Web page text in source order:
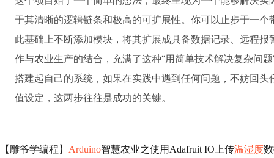
于其清晰的逻辑链条和极高的可扩展性。你可以止步于一
此基础上不断添加模块，将其扩展成具备数据记录、远程
作与农业生产的结合，充满了这种“用简单技术解决复杂问
搭建起自己的系统，如果在实践中遇到任何问题，不妨回
值设定，这两步往往是成功的关键。
【雕爷学编程】 Arduino智慧农业之使用Adafruit IO上传温湿度